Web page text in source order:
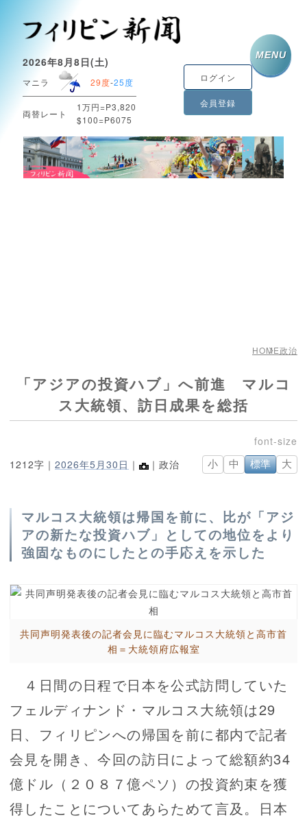
2026年8月8日(土)
マニラ 29度-25度
両替レート
1万円=P3,820
$100=P6075
ログイン
会員登録
MENU
HOME政治
「アジアの投資ハブ」へ前進 マルコ
ス大統領、訪日成果を総括
1212字｜ 2026年5月30日 ｜ ｜政治 小 中 標準 大
マルコス大統領は帰国を前に、比が「アジ
アの新たな投資ハブ」としての地位をより
強固なものにしたとの手応えを示した
共同声明発表後の記者会見に臨むマルコス大統領と高市首
相＝大統領府広報室
４日間の日程で日本を公式訪問していた
フェルディナンド・マルコス大統領は29
日、フィリピンへの帰国を前に都内で記者
会見を開き、今回の訪日によって総額約34
億ドル（２０８７億ペソ）の投資約束を獲
得したことについてあらためて言及。日本